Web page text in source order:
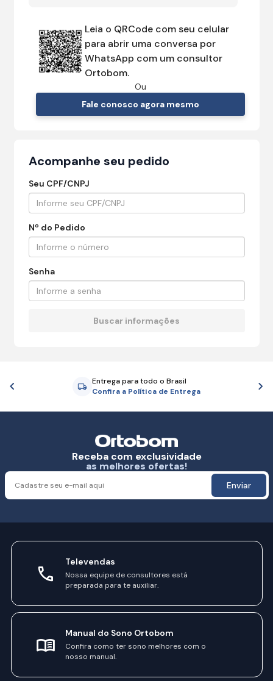
Leia o QRCode com seu celular
para abrir uma conversa por
WhatsApp com um consultor
Ortobom.
Ou
Fale conosco agora mesmo
Acompanhe seu pedido
Seu CPF/CNPJ
Nº do Pedido
Senha
Entrega para todo o Brasil
Confira a Política de Entrega
Anterior
Receba com exclusividade
as melhores ofertas!
Enviar
Televendas
Nossa equipe de consultores está
preparada para te auxiliar.
Manual do Sono Ortobom
Confira como ter sono melhores com o
nosso manual.